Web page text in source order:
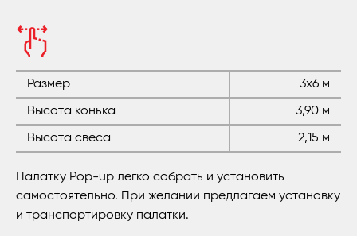
Размер 3x6 м
Высота конька 3,90 м
Высота свеса 2,15 м
Палатку Рop-up легко собрать и установить
самостоятельно. При желании предлагаем установку
и транспортировку палатки.